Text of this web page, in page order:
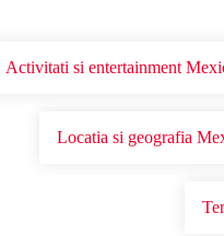
Activitati si entertainment
Locatia si geografia